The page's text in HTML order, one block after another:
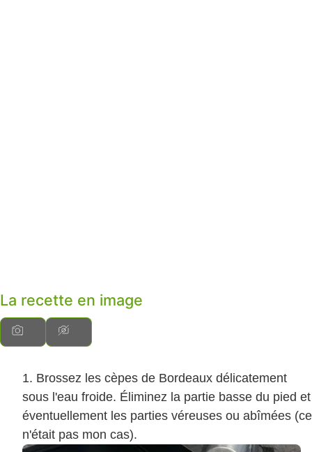
La recette en image
Brossez les cèpes de Bordeaux délicatement
sous l'eau froide. Éliminez la partie basse du pied et
éventuellement les parties véreuses ou abîmées (ce
n'était pas mon cas).